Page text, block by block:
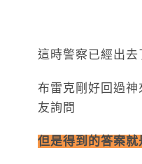
這時警察已經出
布雷克剛好回過
友詢問
但是得到的答案